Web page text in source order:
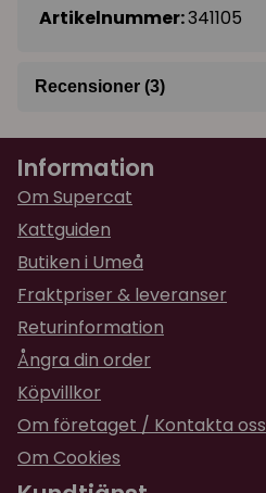
Artikelnummer:341105
Recensioner (3)
Linda-Marie
för 1 år sedan
Jessica
för 1 år sedan
Sofia
för 1 år sedan
Information
Om Supercat
Kattguiden
Butiken i Umeå
Fraktpriser & leveranser
Returinformation
Ångra din order
Köpvillkor
Om företaget / Kontakta oss
Om Cookies